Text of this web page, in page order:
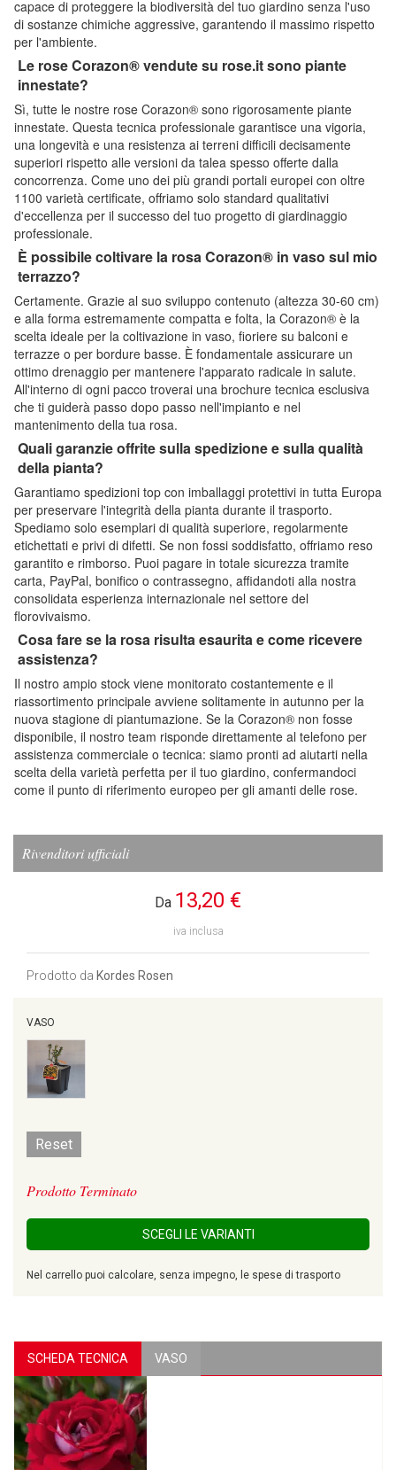
capace di proteggere la biodiversità del tuo giardino senza l'uso
di sostanze chimiche aggressive, garantendo il massimo rispetto
per l'ambiente.
Le rose Corazon® vendute su rose.it sono piante
innestate?
Sì, tutte le nostre rose Corazon® sono rigorosamente piante
innestate. Questa tecnica professionale garantisce una vigoria,
una longevità e una resistenza ai terreni difficili decisamente
superiori rispetto alle versioni da talea spesso offerte dalla
concorrenza. Come uno dei più grandi portali europei con oltre
1100 varietà certificate, offriamo solo standard qualitativi
d'eccellenza per il successo del tuo progetto di giardinaggio
professionale.
È possibile coltivare la rosa Corazon® in vaso sul mio
terrazzo?
Certamente. Grazie al suo sviluppo contenuto (altezza 30-60 cm)
e alla forma estremamente compatta e folta, la Corazon® è la
scelta ideale per la coltivazione in vaso, fioriere su balconi e
terrazze o per bordure basse. È fondamentale assicurare un
ottimo drenaggio per mantenere l'apparato radicale in salute.
All'interno di ogni pacco troverai una brochure tecnica esclusiva
che ti guiderà passo dopo passo nell'impianto e nel
mantenimento della tua rosa.
Quali garanzie offrite sulla spedizione e sulla qualità
della pianta?
Garantiamo spedizioni top con imballaggi protettivi in tutta Europa
per preservare l'integrità della pianta durante il trasporto.
Spediamo solo esemplari di qualità superiore, regolarmente
etichettati e privi di difetti. Se non fossi soddisfatto, offriamo reso
garantito e rimborso. Puoi pagare in totale sicurezza tramite
carta, PayPal, bonifico o contrassegno, affidandoti alla nostra
consolidata esperienza internazionale nel settore del
florovivaismo.
Cosa fare se la rosa risulta esaurita e come ricevere
assistenza?
Il nostro ampio stock viene monitorato costantemente e il
riassortimento principale avviene solitamente in autunno per la
nuova stagione di piantumazione. Se la Corazon® non fosse
disponibile, il nostro team risponde direttamente al telefono per
assistenza commerciale o tecnica: siamo pronti ad aiutarti nella
scelta della varietà perfetta per il tuo giardino, confermandoci
come il punto di riferimento europeo per gli amanti delle rose.
Rivenditori ufficiali
Da 13,20 €
iva inclusa
Prodotto da Kordes Rosen
VASO
Reset
Prodotto Terminato
SCEGLI LE VARIANTI
Nel carrello puoi calcolare, senza impegno, le spese di trasporto
SCHEDA TECNICA VASO